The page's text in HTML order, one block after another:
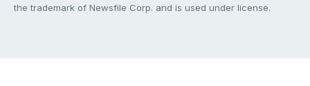
the trademark of Newsfile Corp. and is used under license.